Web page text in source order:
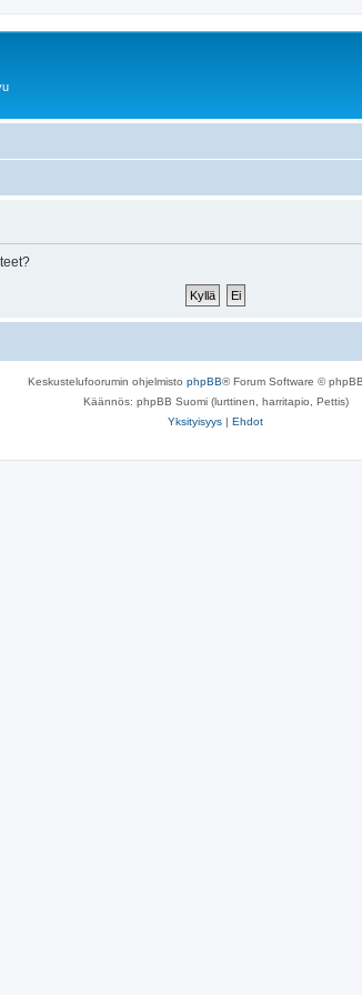
Keskustelufoorumin ohjelmisto phpBB® Forum Software ©
Käännös: phpBB Suomi (lurttinen, harritapio, Pettis)
Yksityisyys | Ehdot